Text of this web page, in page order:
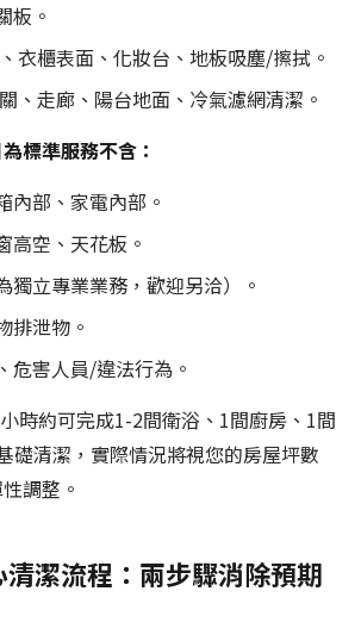
板。
衣櫃表面、化妝台、地板吸塵/擦拭。
、走廊、陽台地面、冷氣濾網清潔。
標準服務不含：
內部、家電內部。
高空、天花板。
獨立專業業務，歡迎另洽）。
排泄物。
危害人員/違法行為。
時約可完成1-2間衛浴、1間廚房、1間
礎清潔，實際情況將視您的房屋坪數
調整。
潔流程：兩步驟消除預期